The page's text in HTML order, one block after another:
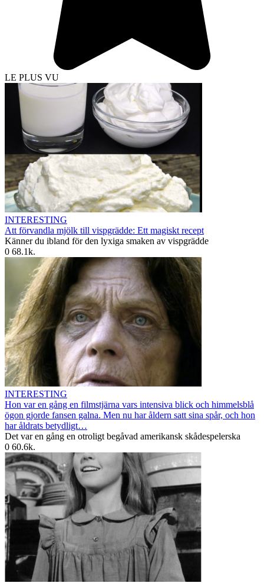
LE PLUS VU
INTERESTING
Att förvandla mjölk till vispgrädde: Ett magiskt recept
Känner du ibland för den lyxiga smaken av vispgrädde
0 68.1k.
INTERESTING
Hon var en gång en filmstjärna vars intensiva blick och himmelsblå
ögon gjorde fansen galna. Men nu har åldern satt sina spår, och hon
har åldrats betydligt…
Det var en gång en otroligt begåvad amerikansk skådespelerska
0 60.6k.